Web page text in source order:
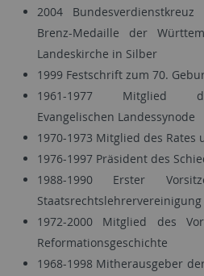
2004
Brenz-Medaille der
Landeskirche in Silber
1999 Festschrift zum 70.
1961-1977 Mitglied
Evangelischen Landessynode
1970-1973 Mitglied des Rates
1976-1997 Präsident des
1988-1990 Erster
Staatsrechtslehrervereinigung
1972-2000 Mitglied des
Reformationsgeschichte
1968-1998 Mitherausgeber